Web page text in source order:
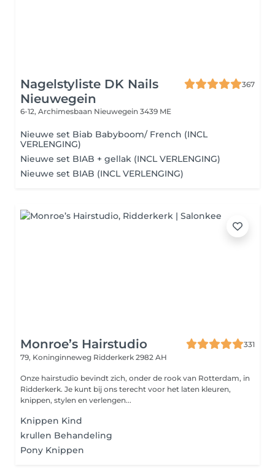
Nagelstyliste DK Nails
Nieuwegein
367
6-12, Archimesbaan Nieuwegein 3439 ME
Nieuwe set Biab Babyboom/ French (INCL
VERLENGING)
Nieuwe set BIAB + gellak (INCL VERLENGING)
Nieuwe set BIAB (INCL VERLENGING)
Monroe’s Hairstudio
331
79, Koninginneweg Ridderkerk 2982 AH
Onze hairstudio bevindt zich, onder de rook van Rotterdam, in
Ridderkerk. Je kunt bij ons terecht voor het laten kleuren,
knippen, stylen en verlengen...
Knippen Kind
krullen Behandeling
Pony Knippen